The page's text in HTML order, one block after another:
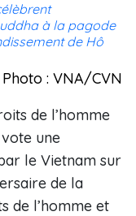
à la pagode
de Hô
Photo : VNA/CVN
de l’homme
une
le Vietnam sur
de la
de l’homme et